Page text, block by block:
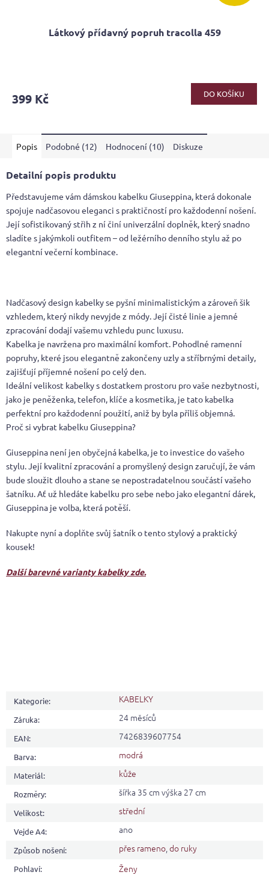
Látkový přídavný popruh tracolla 459
je
hvězdiček.
399 Kč DO KOŠÍKU
Popis Podobné (12) Hodnocení (10) Diskuze
Detailní popis produktu
Představujeme vám dámskou kabelku Giuseppina, která dokonale
spojuje nadčasovou eleganci s praktičností pro každodenní nošení.
Její sofistikovaný střih z ní činí univerzální doplněk, který snadno
sladíte s jakýmkoli outfitem – od ležérního denního stylu až po
elegantní večerní kombinace.
Nadčasový design kabelky se pyšní minimalistickým a zároveň šik
vzhledem, který nikdy nevyjde z módy. Její čisté linie a jemné
zpracování dodají vašemu vzhledu punc luxusu.
Kabelka je navržena pro maximální komfort. Pohodlné ramenní
popruhy, které jsou elegantně zakončeny uzly a stříbrnými detaily,
zajišťují příjemné nošení po celý den.
Ideální velikost kabelky s dostatkem prostoru pro vaše nezbytnosti,
jako je peněženka, telefon, klíče a kosmetika, je tato kabelka
perfektní pro každodenní použití, aniž by byla příliš objemná.
Proč si vybrat kabelku Giuseppina?
Giuseppina není jen obyčejná kabelka, je to investice do vašeho
stylu. Její kvalitní zpracování a promyšlený design zaručují, že vám
bude sloužit dlouho a stane se nepostradatelnou součástí vašeho
šatníku. Ať už hledáte kabelku pro sebe nebo jako elegantní dárek,
Giuseppina je volba, která potěší.
Nakupte nyní a doplňte svůj šatník o tento stylový a praktický
kousek!
Další barevné varianty kabelky zde.
Kategorie: KABELKY
Záruka: 24 měsíců
EAN: 7426839607754
Barva: modrá
Materiál: kůže
Rozměry: šířka 35 cm výška 27 cm
Velikost: střední
Vejde A4: ano
Způsob nošení: přes rameno do ruky
Pohlaví: Ženy